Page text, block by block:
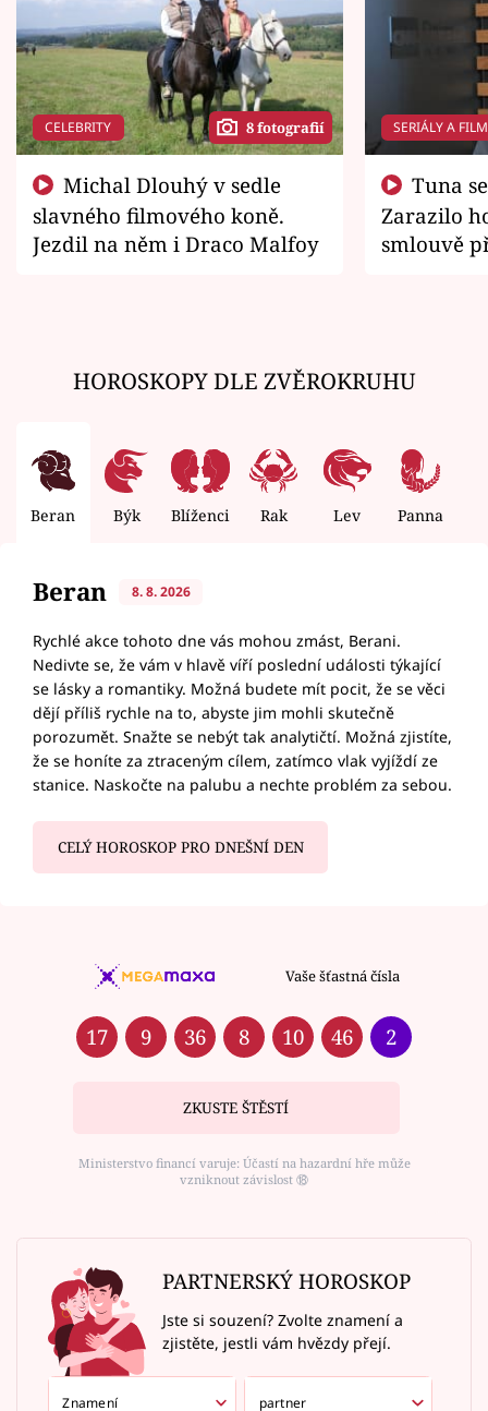
CELEBRITY 8 fotografií
slavného filmového koně.
Jezdil na něm i Draco Malfoy
SERIÁLY A
Zarazilo
smlouvě
HOROSKOPY DLE ZVĚROKRUHU
Beran Býk Blíženci Rak Lev Panna
Beran 8. 8. 2026
Rychlé akce tohoto dne vás mohou zmást, Berani.
Nedivte se, že vám v hlavě víří poslední události týkající
se lásky a romantiky. Možná budete mít pocit, že se věci
dějí příliš rychle na to, abyste jim mohli skutečně
porozumět. Snažte se nebýt tak analytičtí. Možná zjistíte,
že se honíte za ztraceným cílem, zatímco vlak vyjíždí ze
stanice. Naskočte na palubu a nechte problém za sebou.
CELÝ HOROSKOP PRO DNEŠNÍ DEN
Vaše šťastná čísla
17 9 36 8 10 46 2
ZKUSTE ŠTĚSTÍ
Ministerstvo financí varuje: Účastí na hazardní hře může
vzniknout závislost ⑱
PARTNERSKÝ HOROSKOP
Jste si souzení? Zvolte znamení a
zjistěte, jestli vám hvězdy přejí.